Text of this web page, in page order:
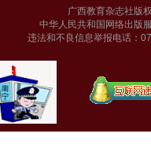
广西教育杂志
中华人民共和国网络出版
违法和不良信息举报电话：